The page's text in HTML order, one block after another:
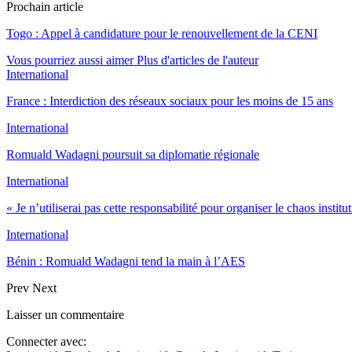
Prochain article
Togo : Appel à candidature pour le renouvellement de la CENI
Vous pourriez aussi aimer Plus d'articles de l'auteur
International
France : Interdiction des réseaux sociaux pour les moins de 15 ans
International
Romuald Wadagni poursuit sa diplomatie régionale
International
« Je n’utiliserai pas cette responsabilité pour organiser le chaos
International
Bénin : Romuald Wadagni tend la main à l’AES
Prev Next
Laisser un commentaire
Connecter avec: